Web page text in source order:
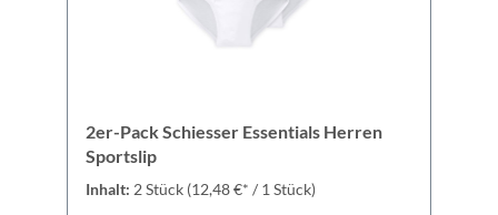
2er-Pack Schiesser Essentials Herren
Sportslip
Inhalt: 2 Stück (12,48 €* / 1 Stück)